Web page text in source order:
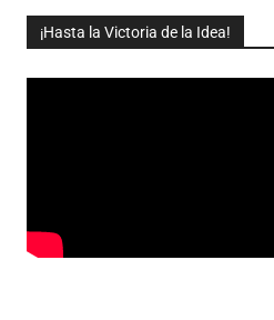
¡Hasta la Victoria de la Idea!